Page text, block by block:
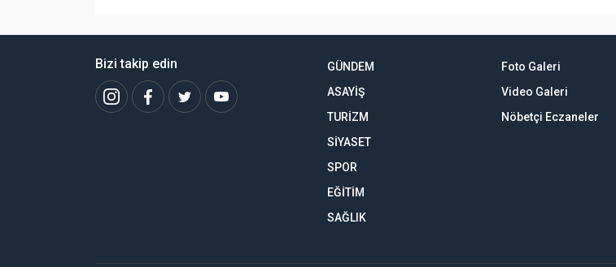
Bizi takip edin
GÜNDEM
ASAYİŞ
TURİZM
SİYASET
SPOR
EĞİTİM
SAĞLIK
Foto Galeri
Video Galeri
Nöbetçi Eczaneler